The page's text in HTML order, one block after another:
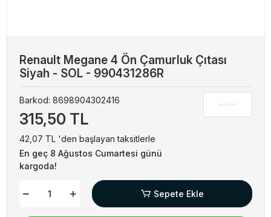
Renault Megane 4 Ön Çamurluk Çıtası
Siyah - SOL - 990431286R
Barkod: 8698904302416
315,50 TL
42,07 TL 'den başlayan taksitlerle
En geç 8 Ağustos Cumartesi günü
kargoda!
Sepete Ekle